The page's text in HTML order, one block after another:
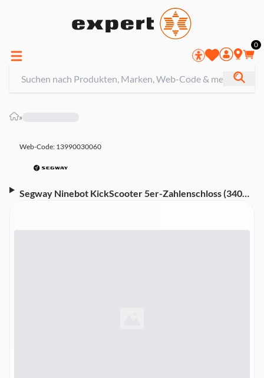
0
»
Web-Code: 13990030060
Segway Ninebot KickScooter 5er-Zahlenschloss (340